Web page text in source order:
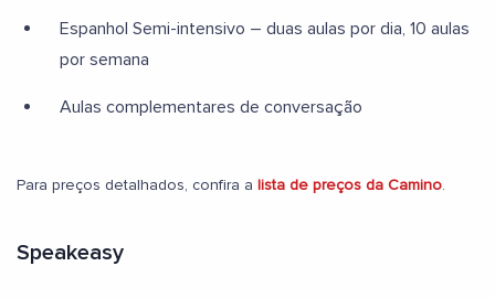
Espanhol Semi-intensivo – duas aulas por dia, 10 aulas
por semana
Aulas complementares de conversação
Para preços detalhados, confira a lista de preços da Camino.
Speakeasy